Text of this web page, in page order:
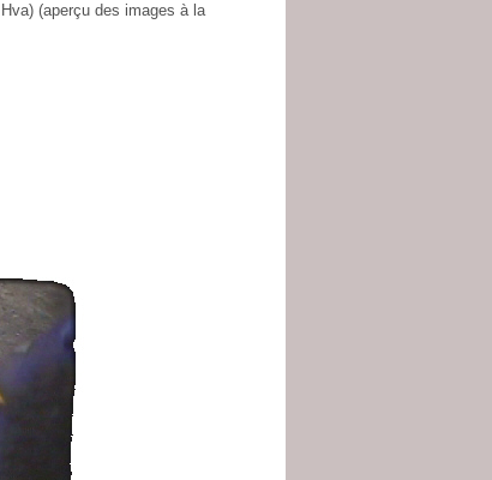
(aperçu des images à la